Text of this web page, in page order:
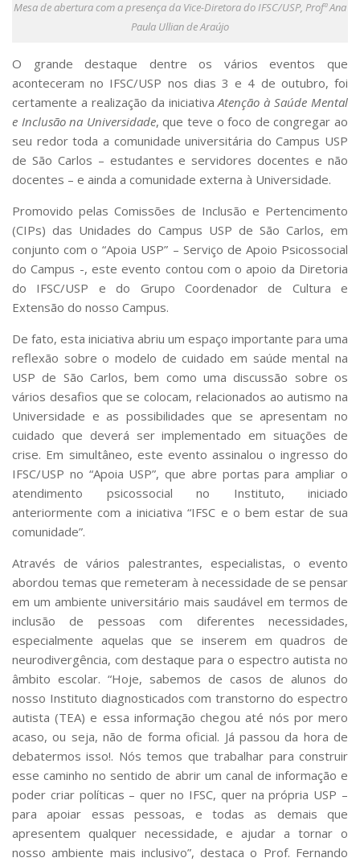
Serviços
Segurança, Trânsito e Prevenção
RH, Administrativo e Financeiro
Outros serviços
Comunicação
Assessorias e Mídias
Aplicativos e Sites
Jornal da USP
Defesa de Teses
Mesa de abertura com a presença da Vice-Diretora do IFSC/USP, Profª Ana
Paula Ullian de Araújo
O grande destaque dentre os vários eventos que
aconteceram no IFSC/USP nos dias 3 e 4 de outubro, foi
certamente a realização da iniciativaAtenção à Saúde Mental
e Inclusão na Universidade, que teve o foco de congregar ao
seu redor toda a comunidade universitária do Campus USP
de São Carlos – estudantes e servidores docentes e não
docentes – e ainda a comunidade externa à Universidade.
Promovido pelas Comissões de Inclusão e Pertencimento
(CIPs) das Unidades do Campus USP de São Carlos, em
conjunto com o “Apoia USP” – Serviço de Apoio Psicossocial
do Campus -, este evento contou com o apoio da Diretoria
do IFSC/USP e do Grupo Coordenador de Cultura e
Extensão do nosso Campus.
De fato, esta iniciativa abriu um espaço importante para uma
reflexão sobre o modelo de cuidado em saúde mental na
USP de São Carlos, bem como uma discussão sobre os
vários desafios que se colocam, relacionados ao autismo na
Universidade e as possibilidades que se apresentam no
cuidado que deverá ser implementado em situações de
crise. Em simultâneo, este evento assinalou o ingresso do
IFSC/USP no “Apoia USP”, que abre portas para ampliar o
atendimento psicossocial no Instituto, iniciado
anteriormente com a iniciativa “IFSC e o bem estar de sua
comunidade”.
Através de vários palestrantes, especialistas, o evento
abordou temas que remeteram à necessidade de se pensar
em um ambiente universitário mais saudável em termos de
inclusão de pessoas com diferentes necessidades,
especialmente aquelas que se inserem em quadros de
neurodivergência, com destaque para o espectro autista no
âmbito escolar. “Hoje, sabemos de casos de alunos do
nosso Instituto diagnosticados com transtorno do espectro
autista (TEA) e essa informação chegou até nós por mero
acaso, ou seja, não de forma oficial. Já passou da hora de
debatermos isso!. Nós temos que trabalhar para construir
esse caminho no sentido de abrir um canal de informação e
poder criar políticas – quer no IFSC, quer na própria USP –
para apoiar essas pessoas, e todas as demais que
apresentem qualquer necessidade, e ajudar a tornar o
nosso ambiente mais inclusivo”, destaca o Prof. Fernando